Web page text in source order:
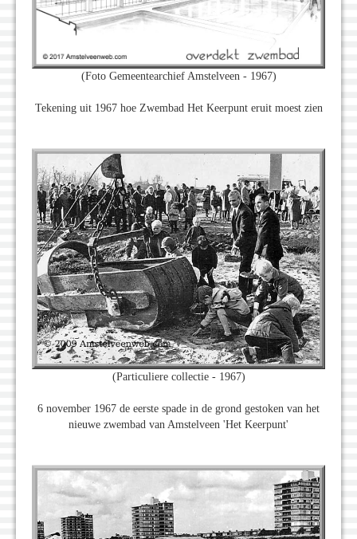
(Foto Gemeentearchief Amstelveen - 1967)
Tekening uit 1967 hoe Zwembad Het Keerpunt eruit moest zien
(Particuliere collectie - 1967)
6 november 1967 de eerste spade in de grond gestoken van het
nieuwe zwembad van Amstelveen 'Het Keerpunt'